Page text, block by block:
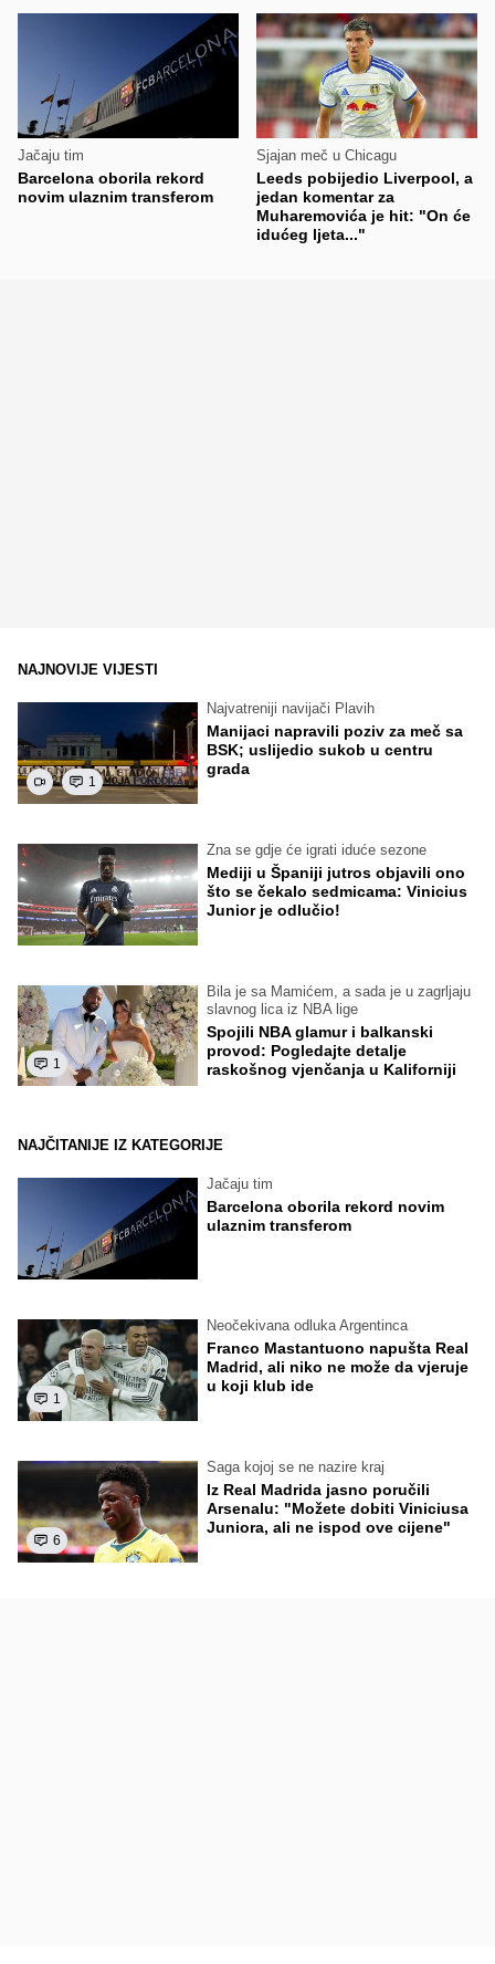
Jačaju tim
Barcelona oborila rekord
novim ulaznim transferom
Sjajan meč u Chicagu
Leeds pobijedio Liverpool, a
jedan komentar za
Muharemovića je hit: "On će
idućeg ljeta..."
NAJNOVIJE VIJESTI
1
Najvatreniji navijači Plavih
Manijaci napravili poziv za meč sa
BSK; uslijedio sukob u centru
grada
Zna se gdje će igrati iduće sezone
Mediji u Španiji jutros objavili ono
što se čekalo sedmicama: Vinicius
Junior je odlučio!
1
Bila je sa Mamićem, a sada je u zagrljaju
slavnog lica iz NBA lige
Spojili NBA glamur i balkanski
provod: Pogledajte detalje
raskošnog vjenčanja u Kaliforniji
NAJČITANIJE IZ KATEGORIJE
Jačaju tim
Barcelona oborila rekord novim
ulaznim transferom
1
Neočekivana odluka Argentinca
Franco Mastantuono napušta Real
Madrid, ali niko ne može da vjeruje
u koji klub ide
6
Saga kojoj se ne nazire kraj
Iz Real Madrida jasno poručili
Arsenalu: "Možete dobiti Viniciusa
Juniora, ali ne ispod ove cijene"